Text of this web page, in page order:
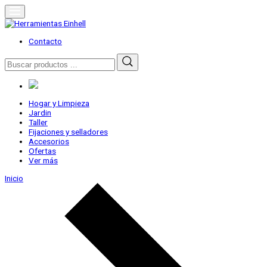
Skip
to
content
Herramientas Einhell
Distribuidor Oficial
Contacto
Buscar
por:
Hogar y Limpieza
Jardin
Taller
Fijaciones y selladores
Accesorios
Ofertas
Ver más
Inicio